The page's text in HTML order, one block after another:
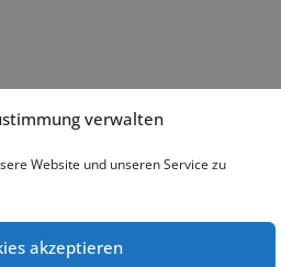
verwalten
Website und unseren Service zu
akzeptieren
Kontakt
Impressum
Richtlinie (EU)